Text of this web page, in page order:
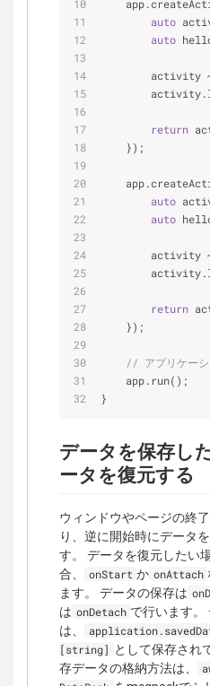
auto
auto
activity
return
    });
auto
auto
activity
return
    });
// アプリケーシ
    app.run();
}
データを保存し
ータを復元する
ウィンドウやページの終
り、逆に開始時にデータ
す。 データを復元したい
合、
onStart か onAttach
ます。 データの保存は
は onDetach で行います。
は、
[string] として保存され
存データの格納方法は、